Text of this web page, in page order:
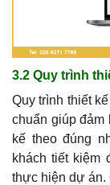
3.2 Quy trình
Quy trình thiết
chuẩn giúp
kế theo đúng
khách tiết kiệm
thực hiện dự án.